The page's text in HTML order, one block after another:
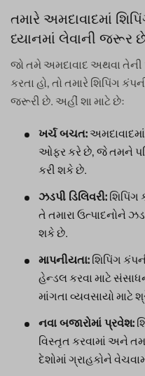
તમારે અમદાવાદમાં
ધ્યાનમાં લેવાની જરૂર
જો તમે અમદાવાદ અથવા તેની
કરતા હો, તો તમારે શિપિંગ
જરૂરી છે. અહીં શા માટે છે:
ખર્ચ બચત:
ઓફર કરે છે, જે તમને
કરી શકે છે.
ઝડપી ડિલિવરી:
તે તમારા ઉત્પાદનોને
શકે છે.
માપનીયતા: શિપિંગ
હેન્ડલ કરવા માટે
માંગતા વ્યવસાયો માટે
નવા બજારોમાં પ્રવેશ:
વિસ્તૃત કરવામાં અને
દેશોમાં ગ્રાહકોને